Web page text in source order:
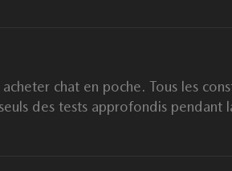
chat en poche. Tous les
des tests approfondis pendant